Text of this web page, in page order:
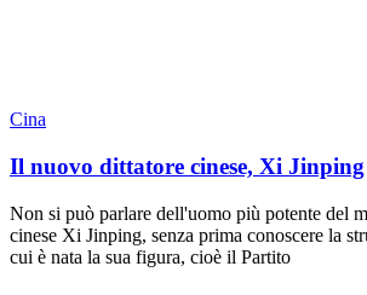
Cina
Il nuovo dittatore cinese, Xi Jinping
Non si può parlare dell'uomo più potente del
cinese Xi Jinping, senza prima conoscere la
cui è nata la sua figura, cioè il Partito